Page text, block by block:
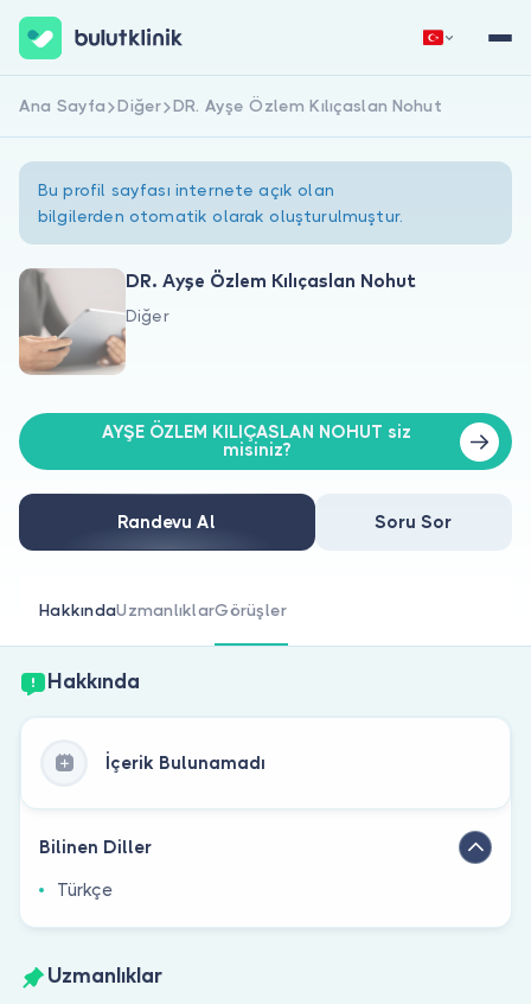
Hakkımızda
Doktorlar için
Doktor musunuz?
Hemen Kaydol Giriş Yap
Ana Sayfa Diğer DR. Ayşe Özlem Kılıçaslan Nohut
Bu profil sayfası internete açık olan
bilgilerden otomatik olarak oluşturulmuştur.
DR. Ayşe Özlem Kılıçaslan Nohut
Diğer
AYŞE ÖZLEM KILIÇASLAN NOHUT siz
misiniz?
Randevu Al Soru Sor
HakkındaUzmanlıklarGörüşler
Hakkında
İçerik Bulunamadı
Bilinen Diller
Türkçe
Uzmanlıklar